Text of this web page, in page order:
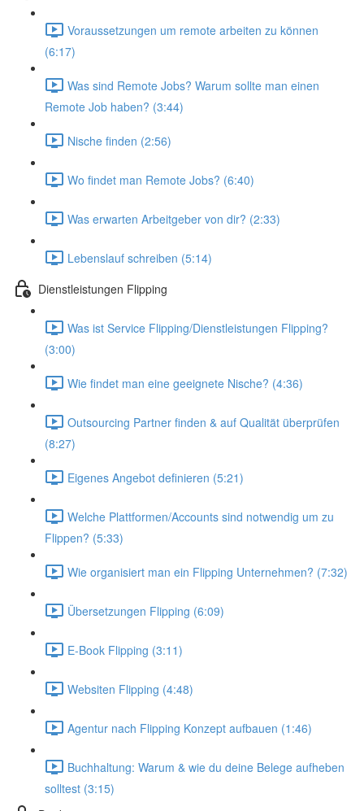
Voraussetzungen um remote arbeiten zu können
(6:17)
Was sind Remote Jobs? Warum sollte man einen
Remote Job haben? (3:44)
Nische finden (2:56)
Wo findet man Remote Jobs? (6:40)
Was erwarten Arbeitgeber von dir? (2:33)
Lebenslauf schreiben (5:14)
Dienstleistungen Flipping
Was ist Service Flipping/Dienstleistungen Flipping?
(3:00)
Wie findet man eine geeignete Nische? (4:36)
Outsourcing Partner finden & auf Qualität überprüfen
(8:27)
Eigenes Angebot definieren (5:21)
Welche Plattformen/Accounts sind notwendig um zu
Flippen? (5:33)
Wie organisiert man ein Flipping Unternehmen? (7:32)
Übersetzungen Flipping (6:09)
E-Book Flipping (3:11)
Websiten Flipping (4:48)
Agentur nach Flipping Konzept aufbauen (1:46)
Buchhaltung: Warum & wie du deine Belege aufheben
solltest (3:15)